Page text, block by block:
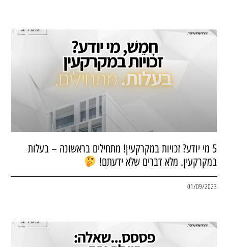
5 מי יודע? זכויות במקרקעין! מתחילים בראשונה – בעלות
במקרקעין. מלא דברים שלא ידעתם!
01/09/2023